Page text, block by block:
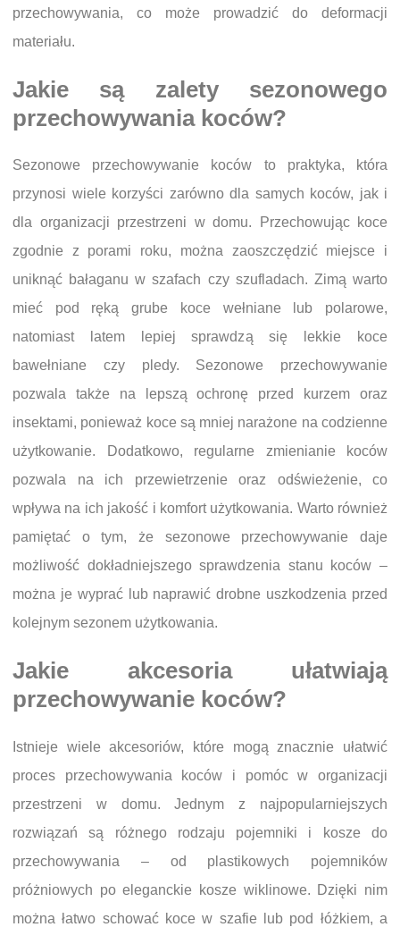
przechowywania, co może prowadzić do deformacji
materiału.
Jakie są zalety sezonowego
przechowywania koców?
Sezonowe przechowywanie koców to praktyka, która
przynosi wiele korzyści zarówno dla samych koców, jak i
dla organizacji przestrzeni w domu. Przechowując koce
zgodnie z porami roku, można zaoszczędzić miejsce i
uniknąć bałaganu w szafach czy szufladach. Zimą warto
mieć pod ręką grube koce wełniane lub polarowe,
natomiast latem lepiej sprawdzą się lekkie koce
bawełniane czy pledy. Sezonowe przechowywanie
pozwala także na lepszą ochronę przed kurzem oraz
insektami, ponieważ koce są mniej narażone na codzienne
użytkowanie. Dodatkowo, regularne zmienianie koców
pozwala na ich przewietrzenie oraz odświeżenie, co
wpływa na ich jakość i komfort użytkowania. Warto również
pamiętać o tym, że sezonowe przechowywanie daje
możliwość dokładniejszego sprawdzenia stanu koców –
można je wyprać lub naprawić drobne uszkodzenia przed
kolejnym sezonem użytkowania.
Jakie akcesoria ułatwiają
przechowywanie koców?
Istnieje wiele akcesoriów, które mogą znacznie ułatwić
proces przechowywania koców i pomóc w organizacji
przestrzeni w domu. Jednym z najpopularniejszych
rozwiązań są różnego rodzaju pojemniki i kosze do
przechowywania – od plastikowych pojemników
próżniowych po eleganckie kosze wiklinowe. Dzięki nim
można łatwo schować koce w szafie lub pod łóżkiem, a